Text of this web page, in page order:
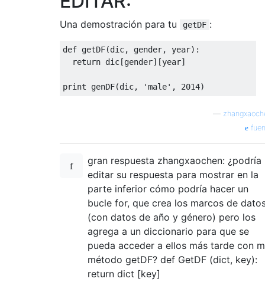
Una demostración para tu getDF :
def getDF(dic, gender, year):
return dic[gender][year]
print genDF(dic, 'male' , 2014)
gran respuesta zhangxaochen: ¿podría
editar su respuesta para mostrar en la
parte inferior cómo podría hacer un
bucle for, que crea los marcos de
(con datos de año y género) pero los
agrega a un diccionario para que se
pueda acceder a ellos más tarde con
método getDF? def GetDF (dict, key):
return dict [key]